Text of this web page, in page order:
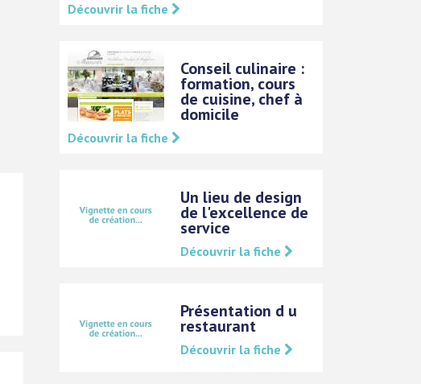
Découvrir la fiche
Conseil culinaire :
formation, cours
de cuisine, chef à
domicile
Découvrir la fiche
Un lieu de design
de l'excellence de
service
Découvrir la fiche
Présentation d u
restaurant
Découvrir la fiche